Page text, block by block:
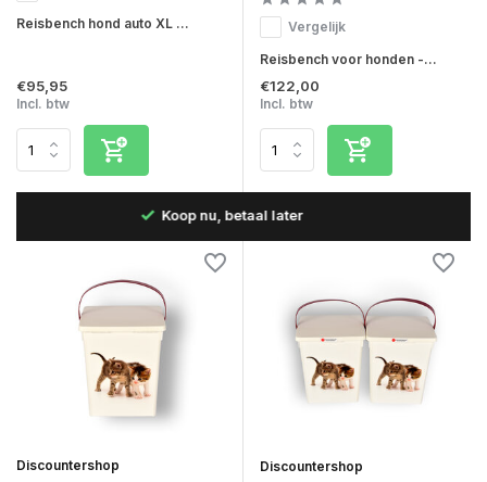
Reisbench hond auto XL ...
€95,95
Incl. btw
Vergelijk
Reisbench voor honden -...
€122,00
Incl. btw
Snelle levering in Nederland & België
Discountershop Discountershop